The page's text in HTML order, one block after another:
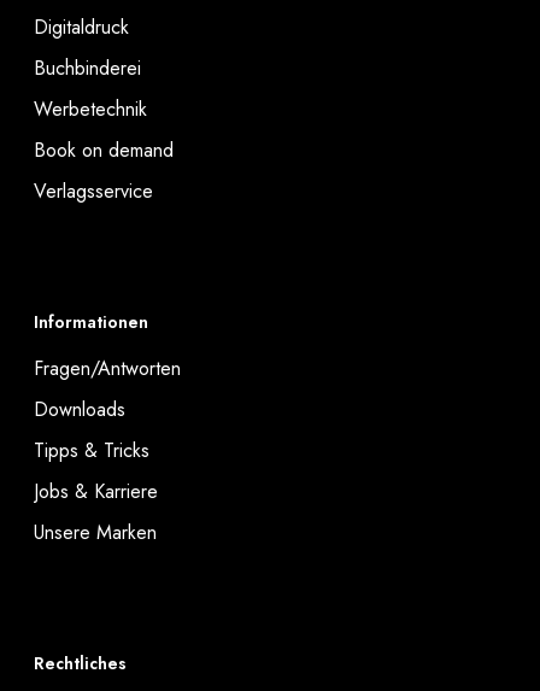
Digitaldruck
Buchbinderei
Werbetechnik
Book on demand
Verlagsservice
Informationen
Fragen/Antworten
Downloads
Tipps & Tricks
Jobs & Karriere
Unsere Marken
Rechtliches